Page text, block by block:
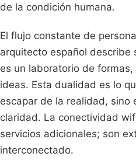
de la condición humana.
El flujo constante de
arquitecto español describe
es un laboratorio de
ideas. Esta dualidad es lo
escapar de la realidad, sino
claridad. La conectividad
servicios adicionales; son
interconectado.